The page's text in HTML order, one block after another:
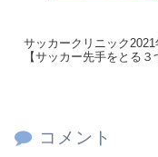
サッカークリニック
【サッカー先手をとる３
コメント